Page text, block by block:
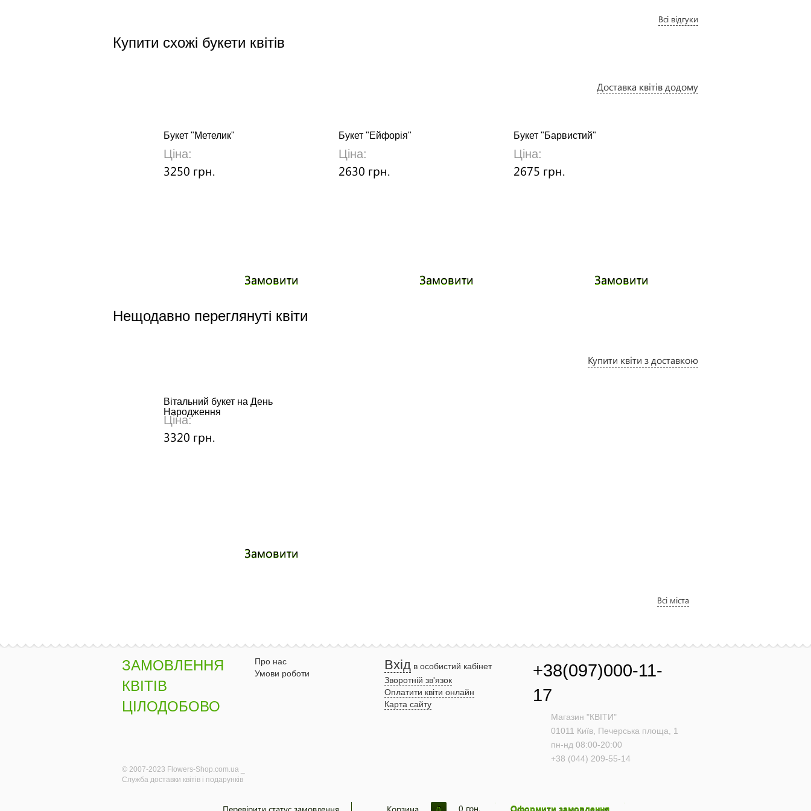
Всі відгуки
Купити схожі букети квітів
Доставка квітів додому
Букет "Метелик"
Ціна:
3250 грн.
Замовити
Букет "Ейфорія"
Ціна:
2630 грн.
Замовити
Букет "Барвистий"
Ціна:
2675 грн.
Замовити
Нещодавно переглянуті квіти
Купити квіти з доставкою
Вітальний букет на День
Народження
Ціна:
3320 грн.
Замовити
Всі міста
ЗАМОВЛЕННЯ
КВІТІВ
ЦІЛОДОБОВО
© 2007-2023 Flowers-Shop.com.ua _
Служба доставки квітів і подарунків
Про нас
Умови роботи
Вхід в особистий кабінет
Зворотній зв'язок
Оплатити квіти онлайн
Карта сайту
+38(097)000-11-
17
Магазин "КВІТИ"
01011 Київ, Печерська площа, 1
пн-нд 08:00-20:00
+38 (044) 209-55-14
0 грн. Оформити замовлення